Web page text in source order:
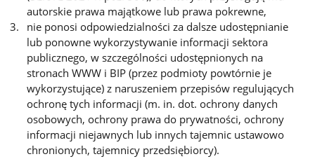
autorskie prawa majątkowe lub prawa pokrewne,
nie ponosi odpowiedzialności za dalsze udostępnianie
lub ponowne wykorzystywanie informacji sektora
publicznego, w szczególności udostępnionych na
stronach WWW i BIP (przez podmioty powtórnie je
wykorzystujące) z naruszeniem przepisów regulujących
ochronę tych informacji (m. in. dot. ochrony danych
osobowych, ochrony prawa do prywatności, ochrony
informacji niejawnych lub innych tajemnic ustawowo
chronionych, tajemnicy przedsiębiorcy).